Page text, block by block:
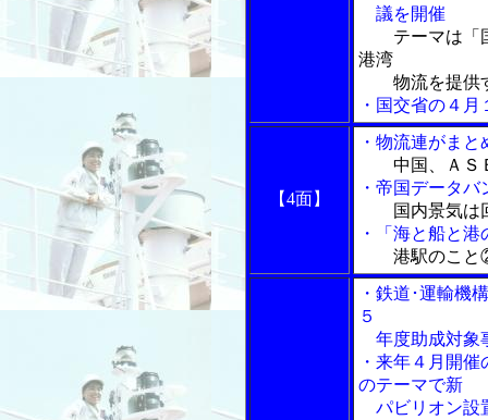
議を開催
テーマは「
港湾
物流を提供
・国交省の４
【4面】
・物流連がま
中国、ＡＳ
・帝国データ
国内景気は
・「海と船と
港駅のこ
・鉄道･運輸機
５
年度助成対象
・来年４月開
のテーマで新
パビリオン設